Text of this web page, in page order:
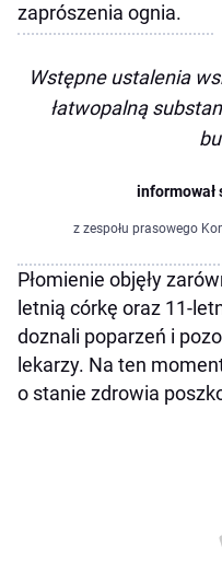
zaprószenia ognia.
Wstępne ustalenia
łatwopalną
informował
z zespołu prasowego
Płomienie objęły
letnią córkę oraz 11-
doznali poparzeń i
lekarzy. Na ten
o stanie zdrowia